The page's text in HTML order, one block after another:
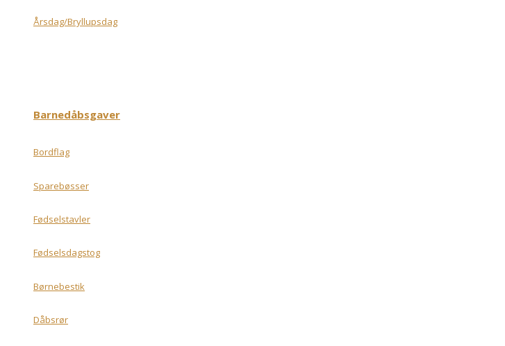
Årsdag/Bryllupsdag
Barnedåbsgaver
Bordflag
Sparebøsser
Fødselstavler
Fødselsdagstog
Børnebestik
Dåbsrør